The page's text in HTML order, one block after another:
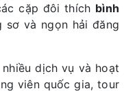
cặp đôi thích bình
sơ và ngọn hải đăng
dịch vụ và hoạt
viên quốc gia, tour